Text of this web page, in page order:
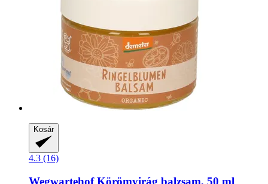
Kosár
4.3 (16)
WegwartehofKörömvirág balzsam, 50 ml